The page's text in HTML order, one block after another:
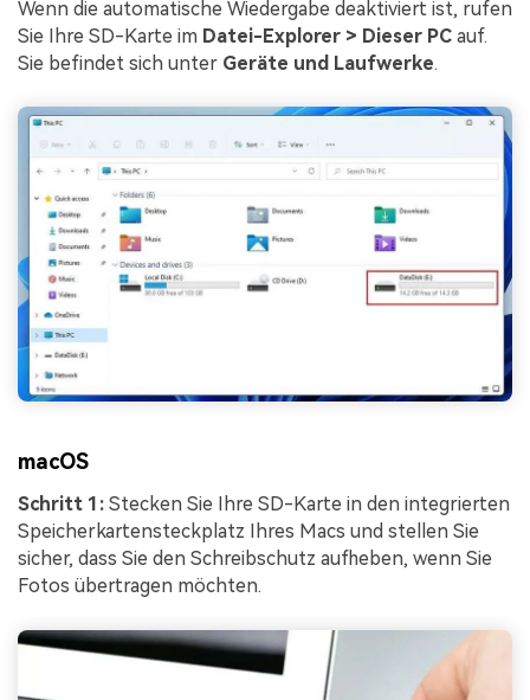
Wenn die automatische Wiedergabe deaktiviert ist, rufen
Sie Ihre SD-Karte im Datei-Explorer > Dieser PC auf.
Sie befindet sich unter Geräte und Laufwerke.
macOS
Schritt 1: Stecken Sie Ihre SD-Karte in den integrierten
Speicherkartensteckplatz Ihres Macs und stellen Sie
sicher, dass Sie den Schreibschutz aufheben, wenn Sie
Fotos übertragen möchten.